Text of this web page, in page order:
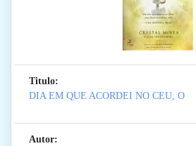
Titulo:
DIA EM QUE ACORDEI NO CEU, O
Autor: